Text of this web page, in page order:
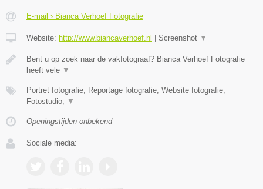
E-mail › Bianca Verhoef Fotografie
Website: http://www.biancaverhoef.nl Screenshot ▼
Bent u op zoek naar de vakfotograaf? Bianca Verhoef Fotografie
heeft vele ▼
Portret fotografie, Reportage fotografie, Website fotografie,
Fotostudio, ▼
Openingstijden onbekend
Sociale media: